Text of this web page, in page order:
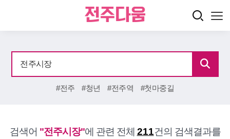
#전주 #청년 #전주역 #첫마중길
검색어 "전주시장"에 관련 전체 211건의 검색결과를